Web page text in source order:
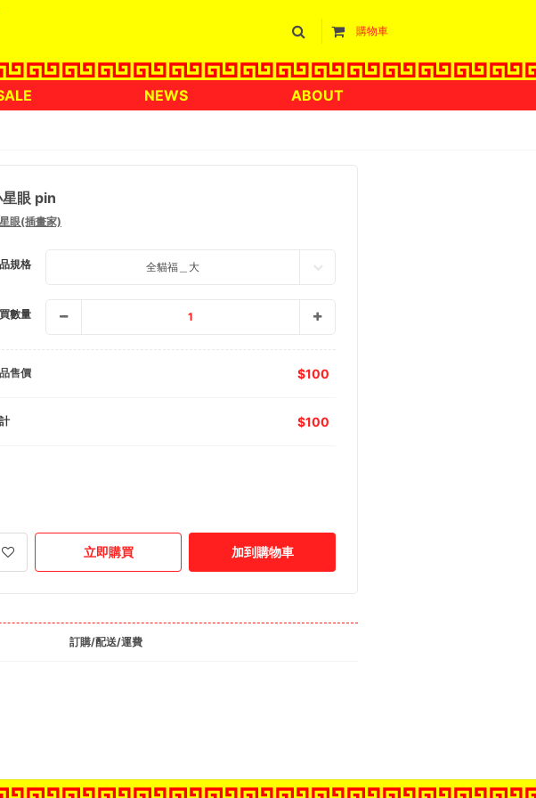
購物車
NEWS ABOUT
眼 pin
眼(插畫家)
規格 全貓福＿大
數量 1
售價 100
100
立即購買 加到購物車
訂購/配送/運費